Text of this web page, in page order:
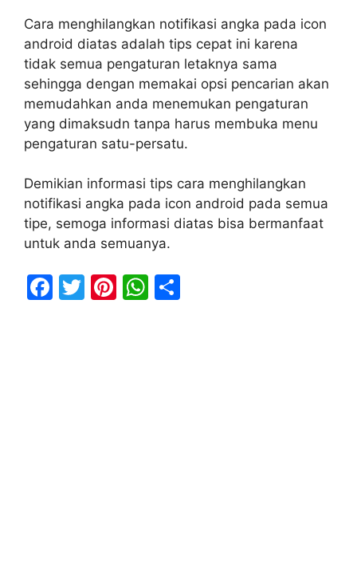
Cara menghilangkan notifikasi angka pada icon
android diatas adalah tips cepat ini karena
tidak semua pengaturan letaknya sama
sehingga dengan memakai opsi pencarian akan
memudahkan anda menemukan pengaturan
yang dimaksudn tanpa harus membuka menu
pengaturan satu-persatu.
Demikian informasi tips cara menghilangkan
notifikasi angka pada icon android pada semua
tipe, semoga informasi diatas bisa bermanfaat
untuk anda semuanya.
F
T
Pi W